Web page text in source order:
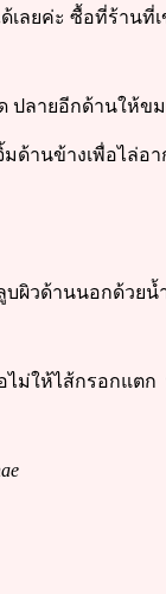
เลยค่ะ ซื้อที่ร้าน
ปลายอีกด้านให้ข
ด้านข้างเพื่อไล่อ
บผิวด้านนอกด้วย
ไม่ให้ไส้กรอกแต